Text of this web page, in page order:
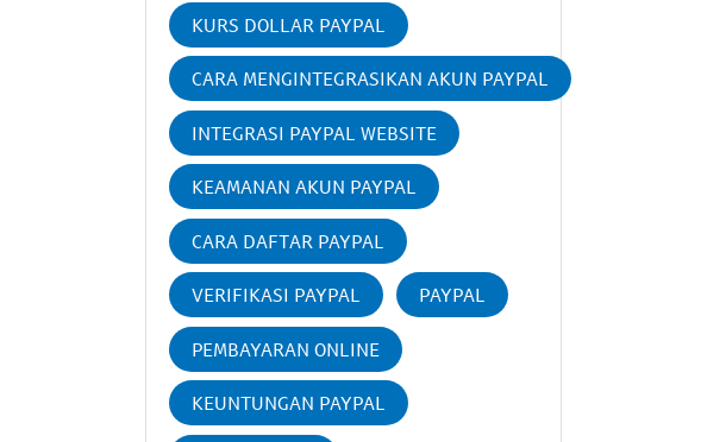
KURS DOLLAR PAYPAL
CARA MENGINTEGRASIKAN AKUN PAYPAL
INTEGRASI PAYPAL WEBSITE
KEAMANAN AKUN PAYPAL
CARA DAFTAR PAYPAL
VERIFIKASI PAYPAL PAYPAL
PEMBAYARAN ONLINE
KEUNTUNGAN PAYPAL